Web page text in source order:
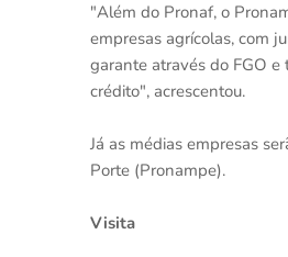
"Além do Pronaf, o
empresas agrícolas, com
garante através do FGO e
crédito", acrescentou.
Já as médias empresas
Porte (Pronampe).
Visita